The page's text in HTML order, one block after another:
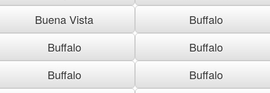
Buena Vista
Buffalo
Buffalo
Buffalo
Buffalo
Buffalo